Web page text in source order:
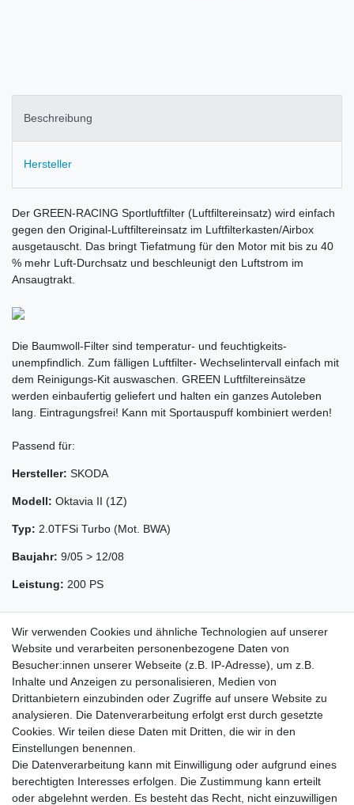
Beschreibung
Hersteller
Der GREEN-RACING Sportluftfilter (Luftfiltereinsatz) wird einfach
gegen den Original-Luftfiltereinsatz im Luftfilterkasten/Airbox
ausgetauscht. Das bringt Tiefatmung für den Motor mit bis zu 40
% mehr Luft-Durchsatz und beschleunigt den Luftstrom im
Ansaugtrakt.
Die Baumwoll-Filter sind temperatur- und feuchtigkeits-
unempfindlich. Zum fälligen Luftfilter- Wechselintervall einfach mit
dem Reinigungs-Kit auswaschen. GREEN Luftfiltereinsätze
werden einbaufertig geliefert und halten ein ganzes Autoleben
lang. Eintragungsfrei! Kann mit Sportauspuff kombiniert werden!
Passend für:
Hersteller: SKODA
Modell: Oktavia II (1Z)
Typ: 2.0TFSi Turbo (Mot. BWA)
Baujahr: 9/05 > 12/08
Leistung: 200 PS
Zahlung und Versand
Impressum Daten­schutz­erklärung AGB
Wir verwenden Cookies und ähnliche Technologien auf unserer
Website und verarbeiten personenbezogene Daten von
Besucher:innen unserer Webseite (z.B. IP-Adresse), um z.B.
Inhalte und Anzeigen zu personalisieren, Medien von
Drittanbietern einzubinden oder Zugriffe auf unsere Website zu
analysieren. Die Datenverarbeitung erfolgt erst durch gesetzte
Cookies. Wir teilen diese Daten mit Dritten, die wir in den
Einstellungen benennen.
Die Datenverarbeitung kann mit Einwilligung oder aufgrund eines
berechtigten Interesses erfolgen. Die Zustimmung kann erteilt
oder abgelehnt werden. Es besteht das Recht, nicht einzuwilligen